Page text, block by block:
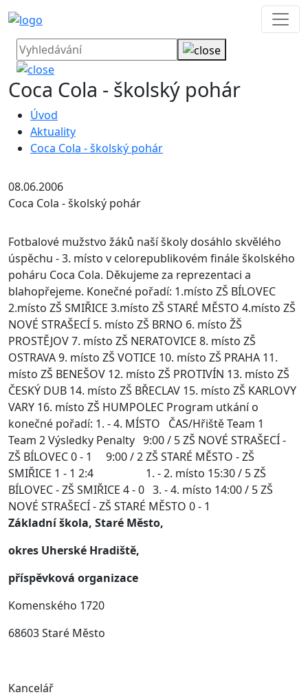
Coca Cola - školský pohár
Úvod
Aktuality
Coca Cola - školský pohár
08.06.2006
Coca Cola - školský pohár
Fotbalové mužstvo žáků naší školy dosáhlo skvělého
úspěchu - 3. místo v celorepublikovém finále školského
poháru Coca Cola. Děkujeme za reprezentaci a
blahopřejeme. Konečné pořadí: 1.místo ZŠ BÍLOVEC
2.místo ZŠ SMIŘICE 3.místo ZŠ STARÉ MĚSTO 4.místo ZŠ
NOVÉ STRAŠECÍ 5. místo ZŠ BRNO 6. místo ŽŠ
PROSTĚJOV 7. místo ZŠ NERATOVICE 8. místo ZŠ
OSTRAVA 9. místo ZŠ VOTICE 10. místo ZŠ PRAHA 11.
místo ZŠ BENEŠOV 12. místo ZŠ PROTIVÍN 13. místo ZŠ
ČESKÝ DUB 14. místo ZŠ BŘECLAV 15. místo ZŠ KARLOVY
VARY 16. místo ZŠ HUMPOLEC Program utkání o
konečné pořadí: 1. - 4. MÍSTO ČAS/Hřiště Team 1
Team 2 Výsledky Penalty 9:00 / 5 ZŠ NOVÉ STRAŠECÍ -
ZŠ BÍLOVEC 0 - 1 9:00 / 2 ZŠ STARÉ MĚSTO - ZŠ
SMIŘICE 1 - 1 2:4 1. - 2. místo 15:30 / 5 ZŠ
BÍLOVEC - ZŠ SMIŘICE 4 - 0 3. - 4. místo 14:00 / 5 ZŠ
NOVÉ STRAŠECÍ - ZŠ STARÉ MĚSTO 0 - 1
Základní škola, Staré Město,
okres Uherské Hradiště,
příspěvková organizace
Komenského 1720
68603 Staré Město
Kancelář